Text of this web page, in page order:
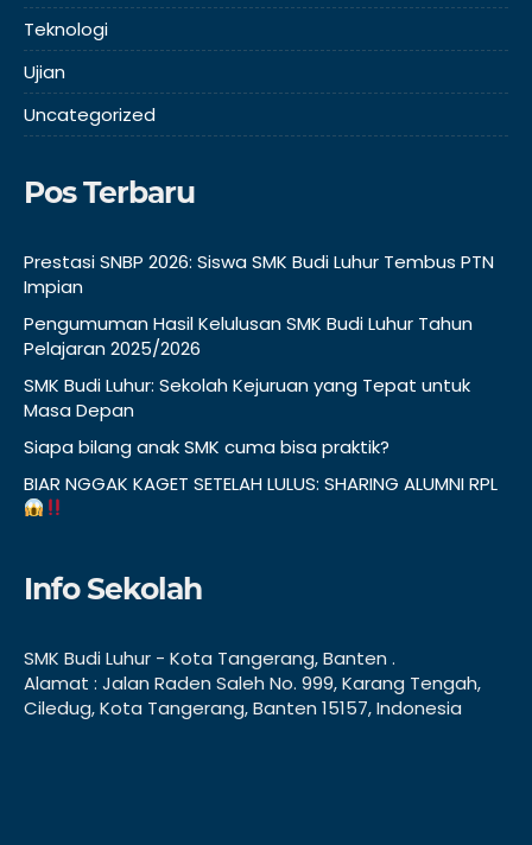
Teknologi
Ujian
Uncategorized
Pos Terbaru
Prestasi SNBP 2026: Siswa SMK Budi Luhur Tembus PTN
Impian
Pengumuman Hasil Kelulusan SMK Budi Luhur Tahun
Pelajaran 2025/2026
SMK Budi Luhur: Sekolah Kejuruan yang Tepat untuk
Masa Depan
Siapa bilang anak SMK cuma bisa praktik?
BIAR NGGAK KAGET SETELAH LULUS: SHARING ALUMNI RPL
Info Sekolah
SMK Budi Luhur - Kota Tangerang, Banten .
Alamat : Jalan Raden Saleh No. 999, Karang Tengah,
Ciledug, Kota Tangerang, Banten 15157, Indonesia